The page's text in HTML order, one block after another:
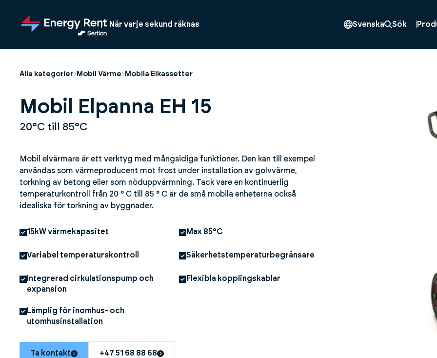
huvudinnehållet
När varje sekund räknas Svenska Sök
Alla kategorier Mobil Värme Mobila Elkassetter
Mobil Elpanna EH 15
20°C till 85°C
Mobil elvärmare är ett verktyg med mångsidiga funktioner. Den kan till exempel
användas som värmeproducent mot frost under installation av golvvärme,
torkning av betong eller som nöduppvärmning. Tack vare en kontinuerlig
temperaturkontroll från 20 ° C till 85 ° C är de små mobila enheterna också
idealiska för torkning av byggnader.
15kW värmekapasitet Max 85°C
Variabel temperaturskontroll Säkerhetstemperaturbegränsare
Integrerad cirkulationspump och
expansion
Flexibla kopplingskablar
Lämplig för inomhus- och
utomhusinstallation
Ta kontakt +47 51 68 88 68